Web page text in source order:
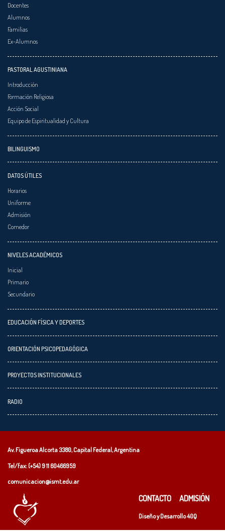
Docentes
Alumnos
Familias
Ex-Alumnos
PASTORAL AGUSTINIANA
Introducción
Formación Religiosa
Acción Social
Equipo de Espiritualidad y Cultura
BILINGUISMO
DATOS ÚTILES
Horarios
Uniforme
Admisión
Comedor
NIVELES ACADÉMICOS
Inicial
Primario
Secundario
EDUCACIÓN FÍSICA Y DEPORTES
ORIENTACIÓN PSICOPEDAGÓGICA
PROYECTOS INSTITUCIONALES
RADIO
Av. Figueroa Alcorta 3380, Capital Federal, Argentina
Tel/fax: (+54)9 11 60466959
comunicacion@ismt.edu.ar
CONTACTO ADMISIÓN
Diseño y Desarrollo40Q